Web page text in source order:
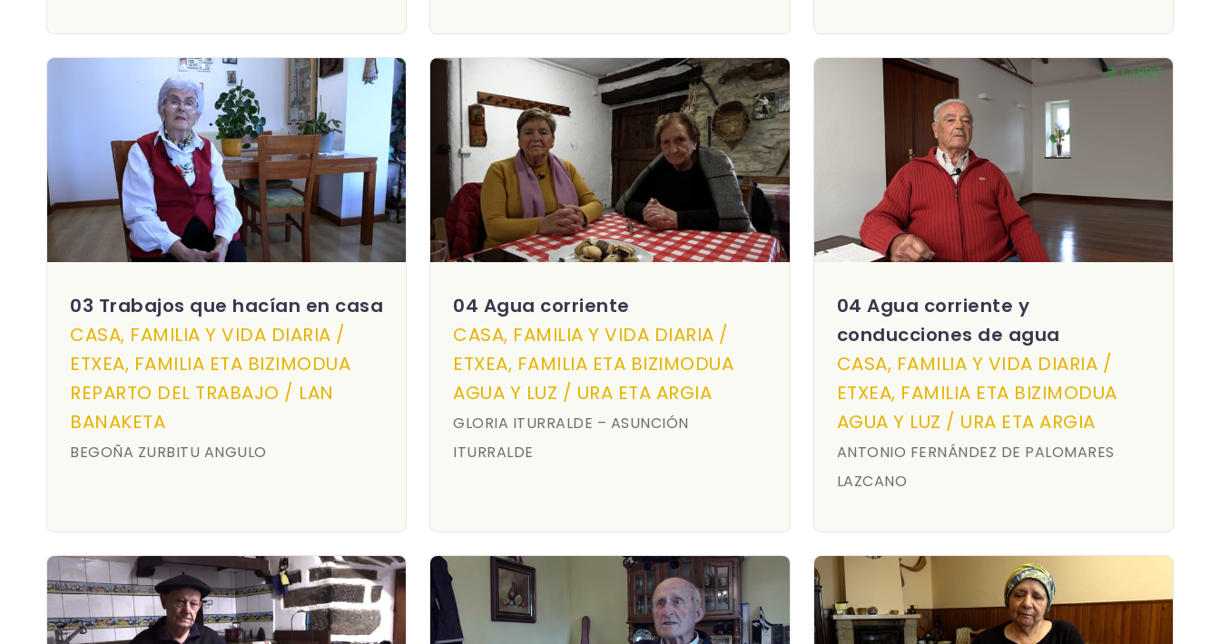
03 Trabajos que hacían en casa
CASA, FAMILIA Y VIDA DIARIA /
ETXEA, FAMILIA ETA BIZIMODUA
REPARTO DEL TRABAJO / LAN
BANAKETA
BEGOÑA ZURBITU ANGULO
04 Agua corriente
CASA, FAMILIA Y VIDA DIARIA /
ETXEA, FAMILIA ETA BIZIMODUA
AGUA Y LUZ / URA ETA ARGIA
GLORIA ITURRALDE – ASUNCIÓN
ITURRALDE
04 Agua corriente y
conducciones de agua
CASA, FAMILIA Y VIDA DIARIA /
ETXEA, FAMILIA ETA BIZIMODUA
AGUA Y LUZ / URA ETA ARGIA
ANTONIO FERNÁNDEZ DE PALOMARES
LAZCANO